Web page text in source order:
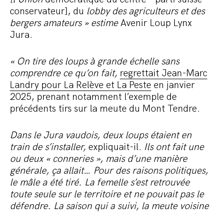
conservateur], du lobby des agriculteurs et des
bergers amateurs»estime Avenir Loup Lynx
Jura.
« On tire des loups à grande échelle sans
comprendre ce qu’on fait, regrettait Jean-Marc
Landry pour La Relève et La Peste en janvier
2025, prenant notamment l’exemple de
précédents tirs sur la meute du Mont Tendre.
Dans le Jura vaudois, deux loups étaient en
train de s’installer, expliquait-il. Ils ont fait une
ou deux « conneries », mais d’une manière
générale, ça allait… Pour des raisons politiques,
le mâle a été tiré. La femelle s’est retrouvée
toute seule sur le territoire et ne pouvait pas le
défendre. La saison qui a suivi, la meute voisine